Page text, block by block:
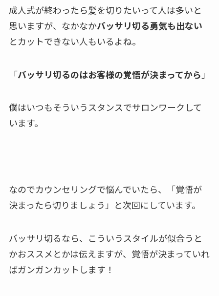
成人式が終わったら髪を切りたいって人は多いと
思いますが、なかなかバッサリ切る勇気も出ない
とカットできない人もいるよね。
「バッサリ切るのはお客様の覚悟が決まってから 」
僕はいつもそういうスタンスでサロンワークして
います。
なのでカウンセリングで悩んでいたら、「覚悟が
決まったら切りましょう」と次回にしています。
バッサリ切るなら、こういうスタイルが似合うと
かおススメとかは伝えますが、覚悟が決まっていれ
ばガンガンカットします！